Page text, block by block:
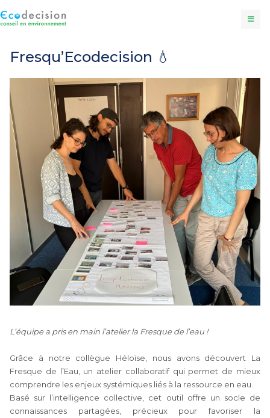
Fresqu’Ecodecision 💧
L’équipe a pris en main l’atelier la Fresque de l’eau !
Grâce à notre collègue Héloïse, nous avons découvert La
Fresque de l’Eau, un atelier collaboratif qui permet de mieux
comprendre les enjeux systémiques liés à la ressource en eau.
Basé sur l’intelligence collective, cet outil offre un socle de
connaissances partagées, précieux pour favoriser la